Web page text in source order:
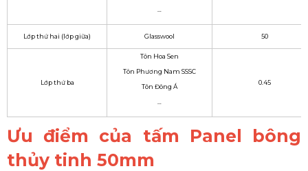
Lớp thứ hai (lớp giữa) Glasswool 50
Lớp thứ ba
Tôn Hoa Sen
Tôn Phương Nam SSSC
Tôn Đông Á
0.45
Ưu điểm của tấm Panel bông
thủy tinh 50mm